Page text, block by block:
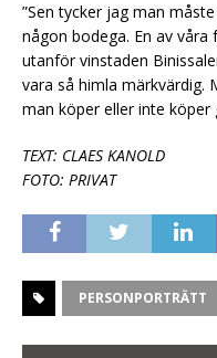
”Sen tycker jag man
någon bodega. En av
utanför vinstaden
vara så himla märkvärdig.
man köper eller inte köper
TEXT: CLAES KANOLD
FOTO: PRIVAT
PERSONPORTRÄTT